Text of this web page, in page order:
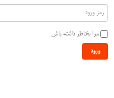
مرا بخاطر داشته باش
ورود